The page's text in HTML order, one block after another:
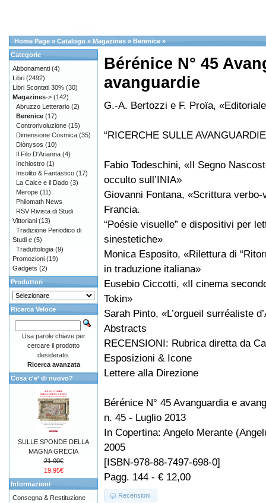
Home Page » Catalogo » Magazines » Berenice »
Bérénice N° 45
avanguardie
G.-A. Bertozzi e F. Proïa,
“RICERCHE SULLE
Fabio Todeschini, «Il Segno
occulto sull’INIA»
Giovanni Fontana, «Scrittura
Francia.
“Poésie visuelle” e dispositivi per
sinestetiche»
Monica Esposito, «Rilettura di
in traduzione italiana»
Eusebio Ciccotti, «Il cinema
Tokin»
Sarah Pinto, «L’orgueil surréaliste
Abstracts
RECENSIONI: Rubrica diretta da
Esposizioni & Icone
Lettere alla Direzione
Bérénice N° 45 Avanguardia e
n. 45 - Luglio 2013
In Copertina: Angelo Merante
2005
[ISBN-978-88-7497-698-0]
Pagg. 144 - € 12,00
Recensioni
Categorie
Abbonamenti (4)
Libri (2492)
Libri Scontati 30% (30)
Magazines-> (142)
Abruzzo Letterario (2)
Berenice (17)
Controrivoluzione (15)
Dimensione Cosmica (35)
Diònysos (10)
Il Filo D'Arianna (4)
Inchiostro (1)
Insolito & Fantastico (17)
La Calce e il Dado (3)
Merope (11)
Philomath News
RSV Rivista di Studi
Vittoriani (13)
Tradizione Periodico di
Studi e (5)
Traduttologia (9)
Promozioni (19)
Gadgets (2)
Produttori
Ricerca Veloce
Usa parole chiave per
cercare il prodotto
desiderato.
Ricerca avanzata
Cosa c'e' di nuovo?
SULLE SPONDE DELLA
MAGNA GRECIA
21.00€
19.95€
Informazioni
Consegna & Restituzione